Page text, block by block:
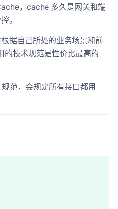
，cache 多久是网关和端
。
据自己所处的业务场景和前
的技术规范是性价比最高的
范，会规定所有接口都用